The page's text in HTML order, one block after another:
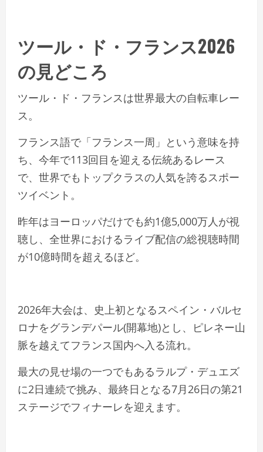
ツール・ド・フランス2026
の見どころ
ツール・ド・フランスは世界最大の自転車レー
ス。
フランス語で「フランス一周」という意味を持
ち、今年で113回目を迎える伝統あるレース
で、世界でもトップクラスの人気を誇るスポー
ツイベント。
昨年はヨーロッパだけでも約1億5,000万人が視
聴し、全世界におけるライブ配信の総視聴時間
が10億時間を超えるほど。
2026年大会は、史上初となるスペイン・バルセ
ロナをグランデパール(開幕地)とし、ピレネー山
脈を越えてフランス国内へ入る流れ。
最大の見せ場の一つでもあるラルプ・デュエズ
に2日連続で挑み、最終日となる7月26日の第21
ステージでフィナーレを迎えます。